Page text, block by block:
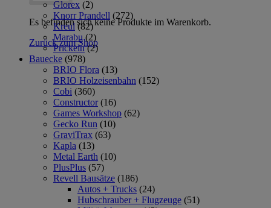
Es befinden sich keine Produkte im Warenkorb.
Zurück zum Shop
Glorex (2)
Knorr Prandell (272)
Kreul (82)
Marabu (2)
Prickeln (2)
Bauecke (978)
BRIO Flora (13)
BRIO Holzeisenbahn (152)
Cobi (360)
Constructor (16)
Games Workshop (62)
Gecko Run (10)
GraviTrax (63)
Kapla (13)
Metal Earth (10)
PlusPlus (57)
Revell Bausätze (186)
Autos + Trucks (24)
Hubschrauber + Flugzeuge (51)